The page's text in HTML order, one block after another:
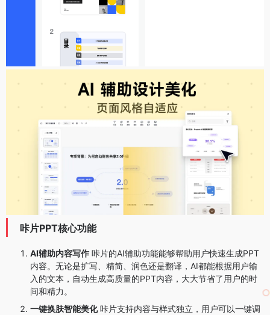
咔片PPT核心功能
AI辅助内容写作 咔片的AI辅助功能能够帮助用户快速生成PPT
内容。无论是扩写、精简、润色还是翻译，AI都能根据用户输
入的文本，自动生成高质量的PPT内容，大大节省了用户的时
间和精力。
一键换肤智能美化咔片支持内容与样式独立，用户可以一键调